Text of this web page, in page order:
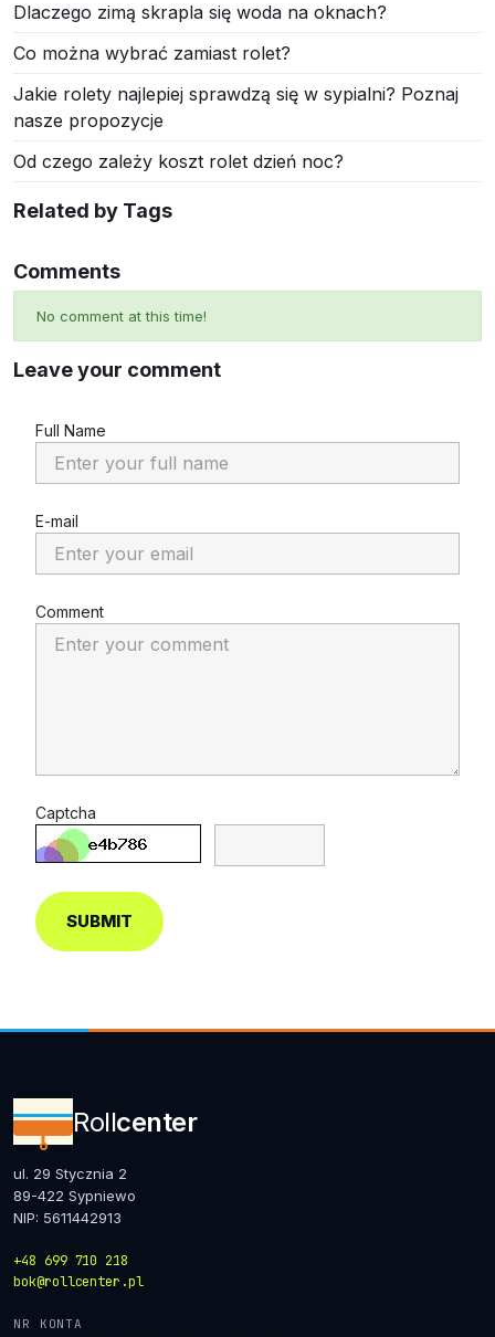
Dlaczego zimą skrapla się woda na oknach?
Co można wybrać zamiast rolet?
Jakie rolety najlepiej sprawdzą się w sypialni? Poznaj
nasze propozycje
Od czego zależy koszt rolet dzień noc?
Related by Tags
Comments
No comment at this time!
Leave your comment
Full Name
E-mail
Comment
Captcha
SUBMIT
Rollcenter
ul. 29 Stycznia 2
89-422 Sypniewo
NIP: 5611442913
+48 699 710 218
bok@rollcenter.pl
NR KONTA